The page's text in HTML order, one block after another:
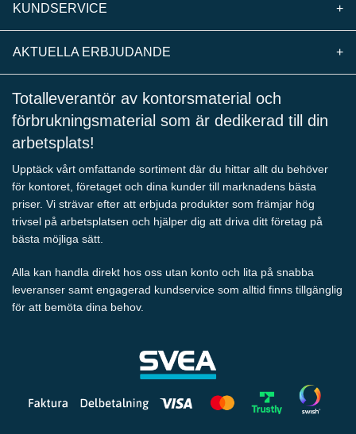
KUNDSERVICE +
AKTUELLA ERBJUDANDE +
Totalleverantör av kontorsmaterial och
förbrukningsmaterial som är dedikerad till din
arbetsplats!
Upptäck vårt omfattande sortiment där du hittar allt du behöver
för kontoret, företaget och dina kunder till marknadens bästa
priser. Vi strävar efter att erbjuda produkter som främjar hög
trivsel på arbetsplatsen och hjälper dig att driva ditt företag på
bästa möjliga sätt.
Alla kan handla direkt hos oss utan konto och lita på snabba
leveranser samt engagerad kundservice som alltid finns tillgänglig
för att bemöta dina behov.